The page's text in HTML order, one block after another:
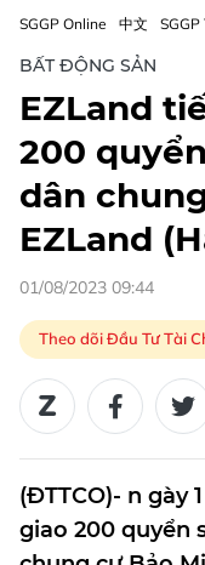
SGGP Online 中文 SGGP
BẤT ĐỘNG SẢN
EZLand
200
dân
EZLand
01/08/2023 09:44
Theo dõi Đầu Tư Tài
(ĐTTCO)- n gày
giao 200 quyển